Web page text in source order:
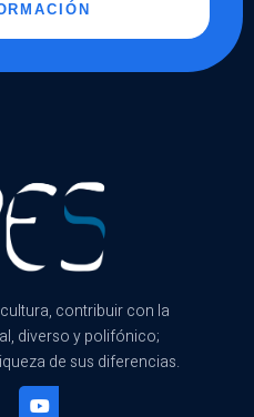
contribuir con la
diverso y polifónico;
de sus diferencias.